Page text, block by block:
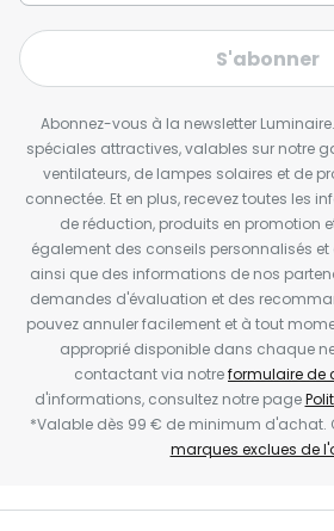
S'abonner
Abonnez-vous à la newsletter
spéciales attractives, valables sur notre
ventilateurs, de lampes solaires et de
connectée. Et en plus, recevez toutes les
de réduction, produits en promotion
également des conseils personnalisés
ainsi que des informations de nos
demandes d'évaluation et des
pouvez annuler facilement et à tout
approprié disponible dans chaque
contactant via notreformulaire de
d'informations, consultez notre page
*Valable dès 99 € de minimum d'achat.
marques exclues de